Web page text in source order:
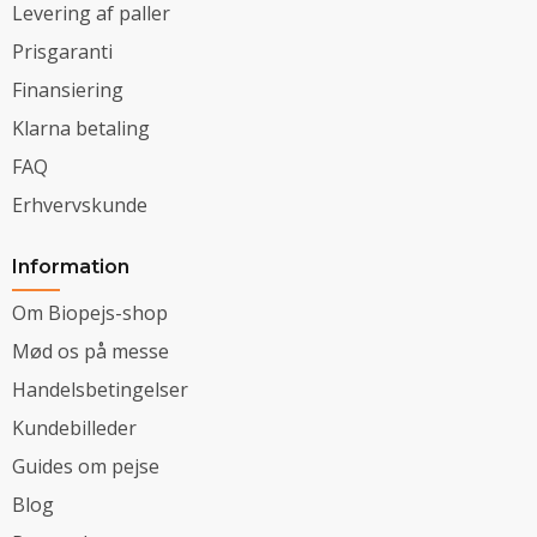
Levering af paller
Prisgaranti
Finansiering
Klarna betaling
FAQ
Erhvervskunde
Information
Om Biopejs-shop
Mød os på messe
Handelsbetingelser
Kundebilleder
Guides om pejse
Blog